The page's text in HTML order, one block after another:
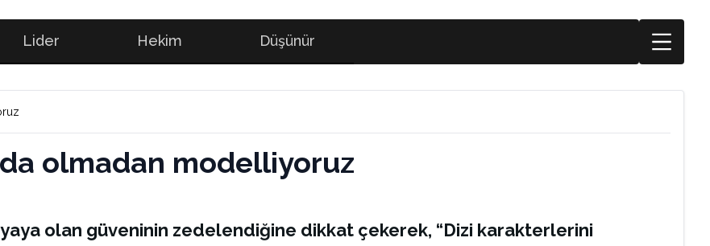
Lider Hekim Düşünür
olmadan modelliyoruz
olan güveninin zedelendiğine dikkat çekerek, “Dizi karakterlerini